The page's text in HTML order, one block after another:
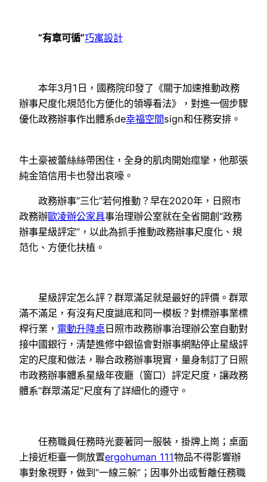
“有章可循”巧寓設計
本年3月1日，國務院印發了《關于加速推動政務
辦事尺度化規范化方便化的領導看法》，對進一個步驟
優化政務辦事作出體系de幸福空間sign和任務安排。
牛土豪被蕾絲絲帶困住，全身的肌肉開始痙攣，他那張
純金箔信用卡也發出哀嚎。
政務辦事“三化”若何推動？早在2020年，日照市
政務辦歐凌辦公家具事治理辦公室就在全省開創“政務
辦事星級評定”，以此為抓手推動政務辦事尺度化、規
范化、方便化扶植。
星級評定怎么評？群眾滿足就是最好的評價。群眾
滿不滿足，有沒有尺度謎底和同一模板？對標辦事業標
桿行業， 電動升降桌 日照市政務辦事治理辦公室自動對
接中國銀行，清楚進修中銀協會對辦事網點停止星級評
定的尺度和做法，聯合政務辦事現實，量身制訂了日照
市政務辦事體系星級年夜廳（窗口）評定尺度，讓政務
體系“群眾滿足”尺度有了詳細化的遵守。
任務職員任務時光要著同一服裝，掛牌上崗；桌面
上接近柜臺一側放置ergohuman 111物品不得影響辦
事對象視野，做到“一線三躲”；因事外出或暫離任務職